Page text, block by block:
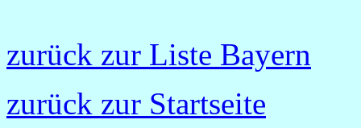
zurück zur Liste Bayern
zurück zur Startseite